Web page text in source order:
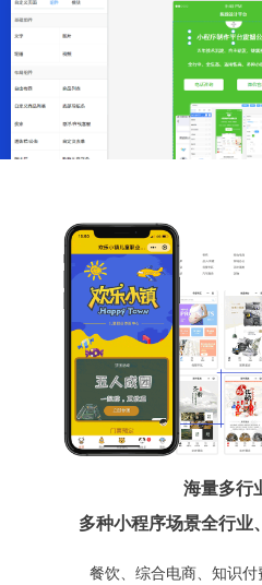
海量多行
多种小程序场景全行业
餐饮、综合电商、知识